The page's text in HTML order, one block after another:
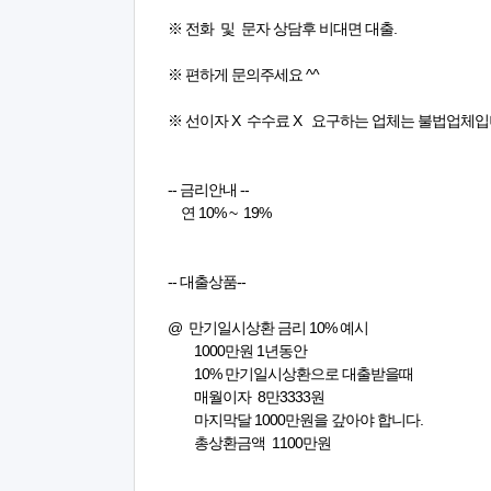
※ 전화 및 문자 상담후 비대면 대출.
※ 편하게 문의주세요 ^^
※ 선이자 X 수수료 X 요구하는 업체는 불법업체
-- 금리안내 --
연 10% ~ 19%
-- 대출상품--
@ 만기일시상환 금리 10% 예시
1000만원 1년동안
10% 만기일시상환으로 대출받을때
매월이자 8만3333원
마지막달 1000만원을 갚아야 합니다.
총상환금액 1100만원